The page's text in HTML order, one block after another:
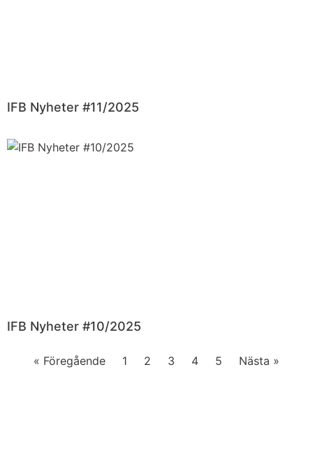
IFB Nyheter #11/2025
IFB Nyheter #10/2025
« Föregående 1 2 3 4 5 Nästa »